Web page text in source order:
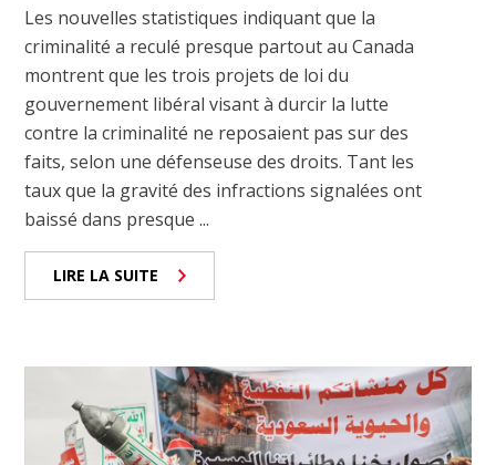
Les nouvelles statistiques indiquant que la
criminalité a reculé presque partout au Canada
montrent que les trois projets de loi du
gouvernement libéral visant à durcir la lutte
contre la criminalité ne reposaient pas sur des
faits, selon une défenseuse des droits. Tant les
taux que la gravité des infractions signalées ont
baissé dans presque ...
LIRE LA SUITE